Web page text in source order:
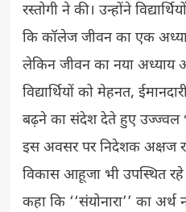
रस्तोगी ने की। उन्होंने
कि कॉलेज जीवन का एक
लेकिन जीवन का नया अध्याय
विद्यार्थियों को मेहनत,
बढ़ने का संदेश देते हुए उज्ज्वल
इस अवसर पर निदेशक अक्षज
विकास आहूजा भी उपस्थित
कहा कि ‘‘संयोनारा’’ का